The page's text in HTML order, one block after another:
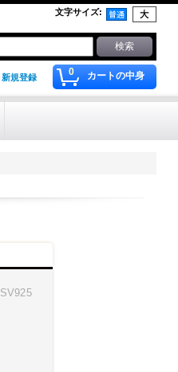
文字サイズ:
0 カートの中身
新規登録
SV925